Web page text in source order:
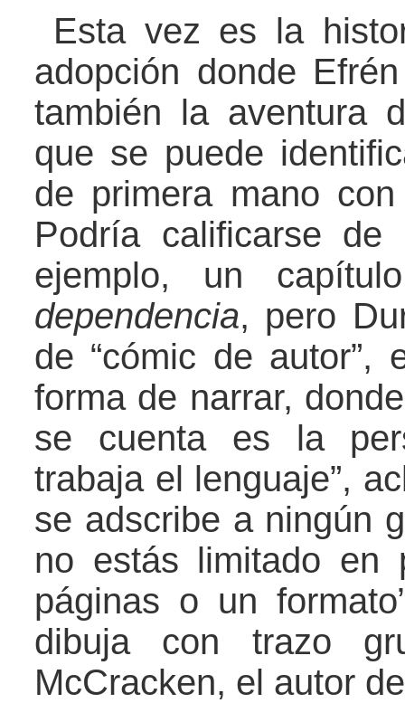
Esta vez es la
adopción donde
también la aventura
que se puede
de primera mano
Podría calificarse
ejemplo, un
dependencia, pero
de “cómic de autor”,
forma de narrar,
se cuenta es la
trabaja el lenguaje”,
se adscribe a ningún
no estás limitado en
páginas o un
dibuja con trazo
McCracken, el autor